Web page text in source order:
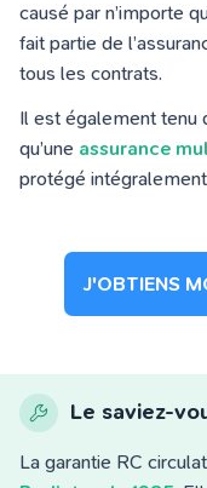
causé par n’importe
fait partie de
tous les contrats.
Il est également tenu
qu’une assurance
protégé
J'OBTIENS
Le saviez-
La garantie RC